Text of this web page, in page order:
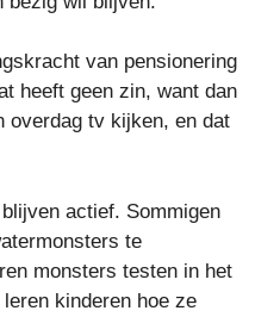
van pensionering
heeft geen zin, want dan
overdag tv kijken, en dat
actief. Sommigen
te
monsters testen in het
kinderen hoe ze